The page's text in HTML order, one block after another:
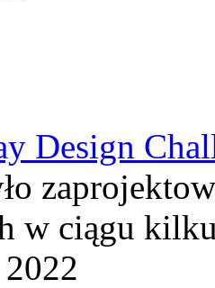
Design
w ciągu